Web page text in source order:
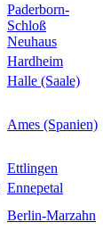
Paderborn-
Schloß
Neuhaus
Hardheim
Halle (Saale)
Ames (Spanien)
Ettlingen
Ennepetal
Berlin-Marzahn